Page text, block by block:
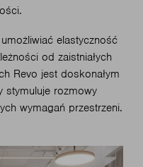
elastyczność
od zaistniałych
Revo jest doskonałym
stymuluje rozmowy
wymagań przestrzeni.